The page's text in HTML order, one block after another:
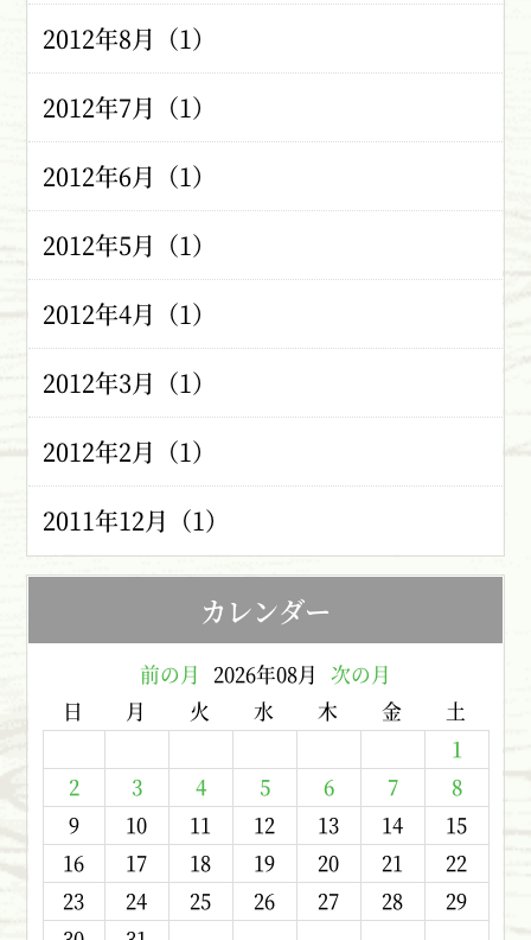
2012年8月（1）
2012年7月（1）
2012年6月（1）
2012年5月（1）
2012年4月（1）
2012年3月（1）
2012年2月（1）
2011年12月（1）
カレンダー
前の月 2026年08月 次の月
日
月 火 水 木 金
土
1
2
3 4 5 6 7
8
9
10 11 12 13 14
15
16
17 18 19 20 21
22
23
24 25 26 27 28
29